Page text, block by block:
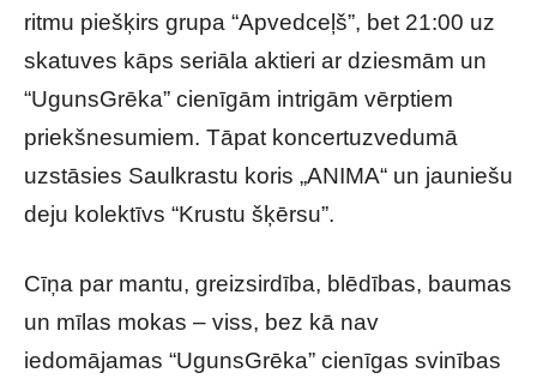
ritmu piešķirs grupa “Apvedceļš”, bet 21:00 uz
skatuves kāps seriāla aktieri ar dziesmām un
“UgunsGrēka” cienīgām intrigām vērptiem
priekšnesumiem. Tāpat koncertuzvedumā
uzstāsies Saulkrastu koris „ANIMA“ un jauniešu
deju kolektīvs “Krustu šķērsu”.
Cīņa par mantu, greizsirdība, blēdības, baumas
un mīlas mokas – viss, bez kā nav
iedomājamas “UgunsGrēka” cienīgas svinības